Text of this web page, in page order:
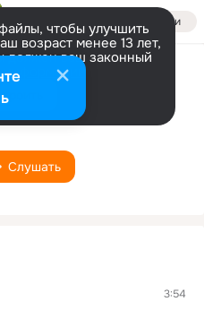
Войти
чтобы улучшить
возраст менее 13 лет,
должен ваш законный
информации
Babare
Слушать
3:54